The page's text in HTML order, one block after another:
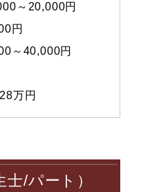
～20,000円
円
～40,000円
万円
/パート）